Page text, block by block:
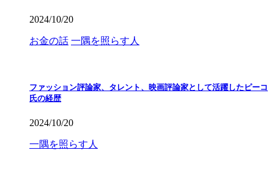
2024/10/20
お金の話 一隅を照らす人
ファッション評論家、タレント、映画評論家として活躍したピーコ
氏の経歴
2024/10/20
一隅を照らす人